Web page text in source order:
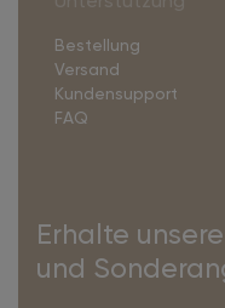
Bestellung
Versand
Kundensupport
FAQ
Erhalte
und